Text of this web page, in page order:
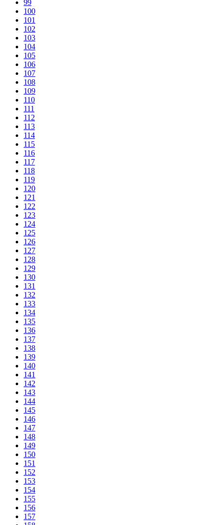
99
100
101
102
103
104
105
106
107
108
109
110
111
112
113
114
115
116
117
118
119
120
121
122
123
124
125
126
127
128
129
130
131
132
133
134
135
136
137
138
139
140
141
142
143
144
145
146
147
148
149
150
151
152
153
154
155
156
157